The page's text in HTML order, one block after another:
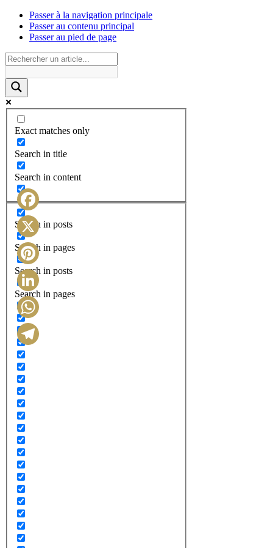
Passer à la navigation principale
Passer au contenu principal
Passer au pied de page
Exact matches only
Search in title
Search in content
Search in posts
Search in pages
Search in posts
Search in pages
Facebook
X
Pinterest
LinkedIn
WhatsApp
Telegram